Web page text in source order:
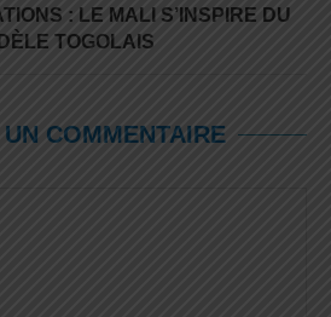
: LE MALI S’INSPIRE DU
TOGOLAIS
COMMENTAIRE